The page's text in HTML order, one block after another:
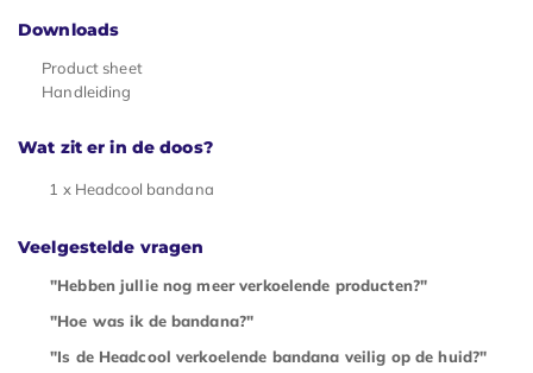
Downloads
Product sheet
Handleiding
Wat zit er in de doos?
1 x Headcool bandana
Veelgestelde vragen
"Hebben jullie nog meer verkoelende producten?"
"Hoe was ik de bandana?"
"Is de Headcool verkoelende bandana veilig op de huid?"